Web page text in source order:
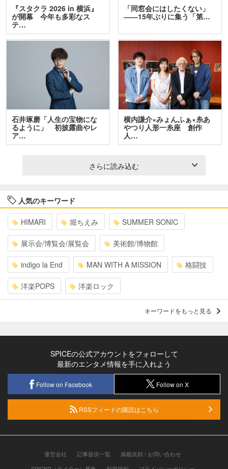
『スタクラ 2026 in 横浜』
が開幕 今年も多彩なス
テ…
「同窓会にはしたくない」
――15年ぶりに集う「第…
石井琢磨「人生の宝物にな
るように」 初披露曲やレ
ア…
横内謙介×みょんふぁ×糸あ
やつり人形一糸座 創作
人…
さらに読み込む
人気のキーワード
HIMARI 堀ちえみ SUMMER SONIC
展示会/博覧会/展覧会 美術館/博物館
indigo la End MAN WITH A MISSION 格闘技
洋楽POPS 洋楽ロック
キーワードをもっと見る
SPICEの公式アカウントをフォローして
最新のエンタメ情報を手に入れよう
Follow on Facebook Follow on X
RSSフィードの購読はこちら
運営会社 記事提供一覧
掲載依頼 / お問い合わせ